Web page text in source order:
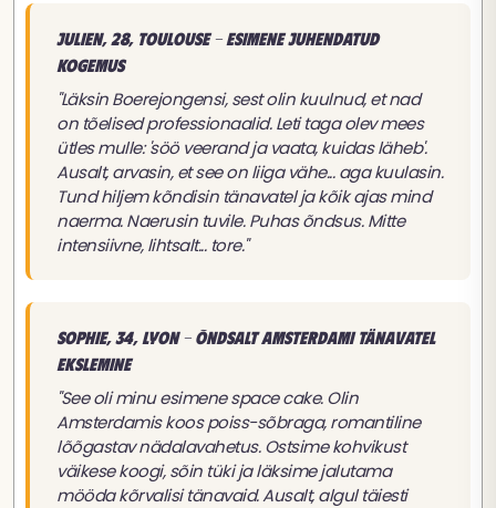
Julien, 28, Toulouse - Esimene juhendatud
kogemus
"Läksin Boerejongensi, sest olin kuulnud, et nad
on tõelised professionaalid. Leti taga olev mees
ütles mulle: 'söö veerand ja vaata, kuidas läheb'.
Ausalt, arvasin, et see on liiga vähe... aga kuulasin.
Tund hiljem kõndisin tänavatel ja kõik ajas mind
naerma. Naerusin tuvile. Puhas õndsus. Mitte
intensiivne, lihtsalt... tore."
Sophie, 34, Lyon - Õndsalt Amsterdami tänavatel
ekslemine
"See oli minu esimene space cake. Olin
Amsterdamis koos poiss-sõbraga, romantiline
lõõgastav nädalavahetus. Ostsime kohvikust
väikese koogi, sõin tüki ja läksime jalutama
mööda kõrvalisi tänavaid. Ausalt, algul täiesti